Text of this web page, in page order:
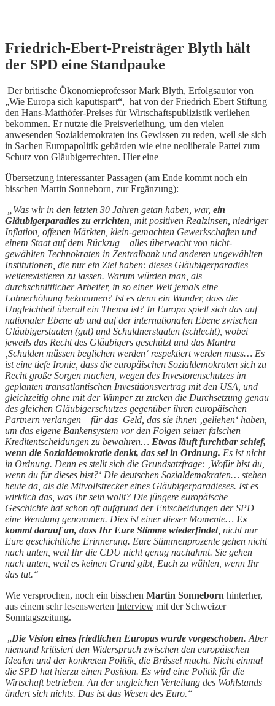
Skip
to
content
Friedrich-Ebert-Preisträger Blyth hält
der SPD eine Standpauke
Der britische Ökonomieprofessor Mark Blyth, Erfolgsautor von
„Wie Europa sich kaputtspart“, hat von der Friedrich Ebert Stiftung
den Hans-Matthöfer-Preises für Wirtschaftspublizistik verliehen
bekommen. Er nutzte die Preisverleihung, um den vielen
anwesenden Sozialdemokraten ins Gewissen zu reden, weil sie sich
in Sachen Europapolitik gebärden wie eine neoliberale Partei zum
Schutz von Gläubigerrechten. Hier eine
Übersetzung interessanter Passagen (am Ende kommt noch ein
bisschen Martin Sonneborn, zur Ergänzung):
„Was wir in den letzten 30 Jahren getan haben, war, ein
Gläubigerparadies zu errichten , mit positiven Realzinsen, niedriger
Inflation, offenen Märkten, klein-gemachten Gewerkschaften und
einem Staat auf dem Rückzug – alles überwacht von nicht-
gewählten Technokraten in Zentralbank und anderen ungewählten
Institutionen, die nur ein Ziel haben: dieses Gläubigerparadies
weiterexistieren zu lassen. Warum würden man, als
durchschnittlicher Arbeiter, in so einer Welt jemals eine
Lohnerhöhung bekommen? Ist es denn ein Wunder, dass die
Ungleichheit überall ein Thema ist? In Europa spielt sich das auf
nationaler Ebene ab und auf der internationalen Ebene zwischen
Gläubigerstaaten (gut) und Schuldnerstaaten (schlecht), wobei
jeweils das Recht des Gläubigers geschützt und das Mantra
‚Schulden müssen beglichen werden‘ respektiert werden muss… Es
ist eine tiefe Ironie, dass die europäischen Sozialdemokraten sich zu
Recht große Sorgen machen, wegen des Investorenschutzes im
geplanten transatlantischen Investitionsvertrag mit den USA, und
gleichzeitig ohne mit der Wimper zu zucken die Durchsetzung genau
des gleichen Gläubigerschutzes gegenüber ihren europäischen
Partnern verlangen – für das Geld, das sie ihnen ‚geliehen‘ haben,
um das eigene Bankensystem vor den Folgen seiner falschen
Kreditentscheidungen zu bewahren… Etwas läuft furchtbar schief,
wenn die Sozialdemokratie denkt, das sei in Ordnung. Es ist nicht
in Ordnung. Denn es stellt sich die Grundsatzfrage: ‚Wofür bist du,
wenn du für dieses bist?‘ Die deutschen Sozialdemokraten… stehen
heute da, als die Mitvollstrecker eines Gläubigerparadieses. Ist es
wirklich das, was Ihr sein wollt? Die jüngere europäische
Geschichte hat schon oft aufgrund der Entscheidungen der SPD
eine Wendung genommen. Dies ist einer dieser Momente… Es
kommt darauf an, dass Ihr Eure Stimme wiederfindet, nicht nur
Eure geschichtliche Erinnerung. Eure Stimmenprozente gehen nicht
nach unten, weil Ihr die CDU nicht genug nachahmt. Sie gehen
nach unten, weil es keinen Grund gibt, Euch zu wählen, wenn Ihr
das tut.“
Wie versprochen, noch ein bisschen Martin Sonneborn hinterher,
aus einem sehr lesenswerten Interview mit der Schweizer
Sonntagszeitung.
„Die Vision eines friedlichen Europas wurde vorgeschoben. Aber
niemand kritisiert den Widerspruch zwischen den europäischen
Idealen und der konkreten Politik, die Brüssel macht. Nicht einmal
die SPD hat hierzu einen Position. Es wird eine Politik für die
Wirtschaft betrieben. An der ungleichen Verteilung des Wohlstands
ändert sich nichts. Das ist das Wesen des Euro.“